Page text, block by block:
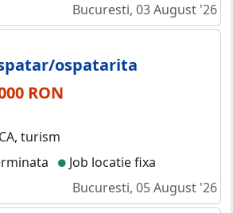
Bucuresti, 03 August '26
ospatarita
RON
turism
Job locatie fixa
Bucuresti, 05 August '26